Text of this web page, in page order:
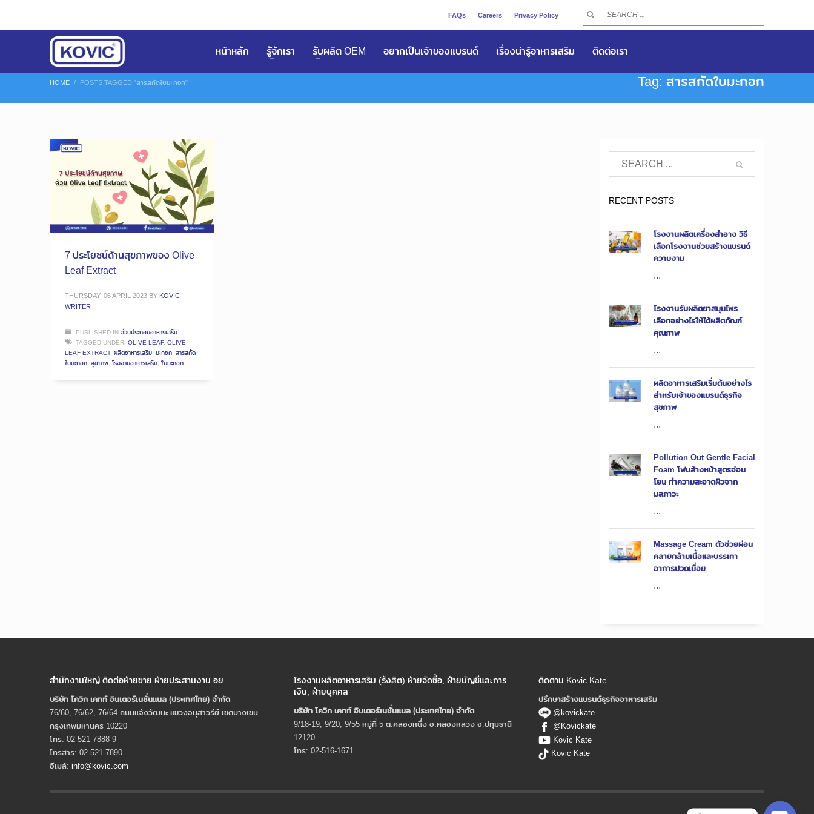
FAQs Careers Privacy Policy
หน้าหลัก รูัจักเรา รับผลิต OEM อยากเป็นเจ้าของแบรนด์ เรื่องน่ารู้อาหารเสริม ติดต่อเรา
HOME POSTS TAGGED "สารสกัดใบมะกอก" Tag: สารสกัดใบมะกอก
7 ประโยชน์ด้านสุขภาพของ Olive
Leaf Extract
THURSDAY, 06 APRIL 2023 BY KOVIC
WRITER
PUBLISHED INส่วนประกอบอาหารเสริม
TAGGED UNDER: OLIVE LEAF, OLIVE
LEAF EXTRACT, ผลิตอาหารเสริม, มะกอก, สารสกัด
ใบมะกอก, สุขภาพ, โรงงานอาหารเสริม, ใบมะกอก
RECENT POSTS
โรงงานผลิตเครื่องสำอาง วิธี
เลือกโรงงานช่วยสร้างแบรนด์
ความงาม
...
โรงงานรับผลิตยาสมุนไพร
เลือกอย่างไรให้ได้ผลิตภัณฑ์
คุณภาพ
...
ผลิตอาหารเสริมเริ่มต้นอย่างไร
สำหรับเจ้าของแบรนด์ธุรกิจ
สุขภาพ
...
Pollution Out Gentle Facial
Foam โฟมล้างหน้าสูตรอ่อน
โยน ทำความสะอาดผิวจาก
มลภาวะ
...
Massage Cream ตัวช่วยผ่อน
คลายกล้ามเนื้อและบรรเทา
อาการปวดเมื่อย
...
สำนักงานใหญ่ ติดต่อฝ่ายขาย ฝ่ายประสานงาน อย.
บริษัท โควิก เคทท์ อินเตอร์เนชั่นแนล (ประเทศไทย) จํากัด
76/60, 76/62, 76/64 ถนนแจ้งวัฒนะ แขวงอนุสาวรีย์ เขตบางเขน
กรุงเทพมหานคร 10220
โทร: 02-521-7888-9
โทรสาร: 02-521-7890
อีเมล์: info@kovic.com
โรงงานผลิตอาหารเสริม (รังสิต) ฝ่ายจัดซื้อ, ฝ่ายบัญชีและการ
เงิน, ฝ่ายบุคคล
บริษัท โควิก เคทท์ อินเตอร์เนชั่นแนล (ประเทศไทย) จํากัด
9/18-19, 9/20, 9/55 หมู่ที่ 5 ต.คลองหนึ่ง อ.คลองหลวง จ.ปทุมธานี
12120
โทร: 02-516-1671
ติดตาม Kovic Kate
ปรึกษาสร้างแบรนด์ธุรกิจอาหารเสริม
@kovickate
@Kovickate
Kovic Kate
Kovic Kate